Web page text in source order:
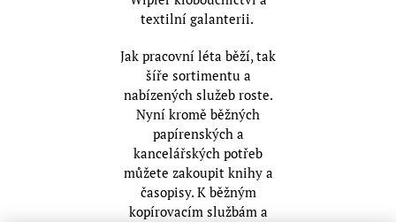
textilní galanterii.
Jak pracovní léta běží, tak
šíře sortimentu a
nabízených služeb roste.
Nyní kromě běžných
papírenských a
kancelářských potřeb
můžete zakoupit knihy a
časopisy. K běžným
kopírovacím službám a